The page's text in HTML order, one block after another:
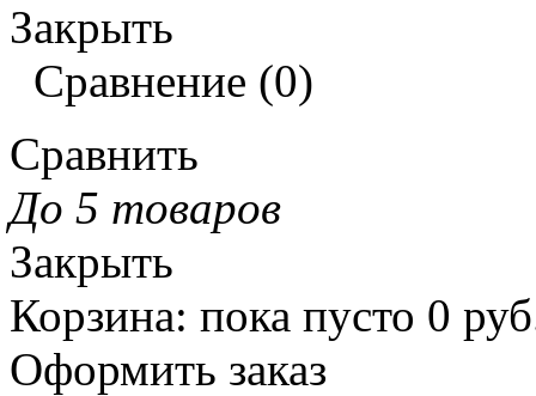
Закрыть
Сравнение (0)
Сравнить
До 5 товаров
Закрыть
Корзина: пока пусто 0
Оформить заказ